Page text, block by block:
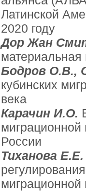
Латинской
2020 году
Дор Жан
Бодров О.В.,
кубинских
века
Карачин И.О.
миграционной
России
Тиханова
миграционной